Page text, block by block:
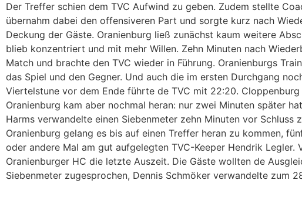
Der Treffer schien dem TVC Aufwind zu geben. Zudem stellte
übernahm dabei den offensiveren Part und sorgte kurz nach
Deckung der Gäste. Oranienburg ließ zunächst kaum weitere
blieb konzentriert und mit mehr Willen. Zehn Minuten nach
Match und brachte den TVC wieder in Führung. Oranienburgs
das Spiel und den Gegner. Und auch die im ersten Durchgang
Viertelstune vor dem Ende führte de TVC mit 22:20.
Oranienburg kam aber nochmal heran: nur zwei Minuten später
Harms verwandelte einen Siebenmeter zehn Minuten vor
Oranienburg gelang es bis auf einen Treffer heran zu kommen,
oder andere Mal am gut aufgelegten TVC-Keeper Hendrik
Oranienburger HC die letzte Auszeit. Die Gäste wollten de
Siebenmeter zugesprochen, Dennis Schmöker verwandelte zum